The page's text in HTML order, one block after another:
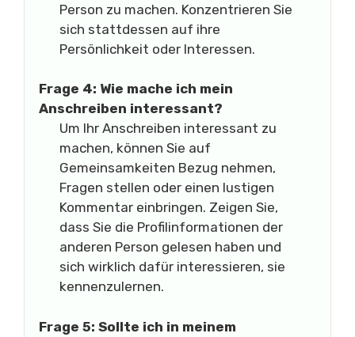
Person zu machen. Konzentrieren Sie
sich stattdessen auf ihre
Persönlichkeit oder Interessen.
Frage 4: Wie mache ich mein
Anschreiben interessant?
Um Ihr Anschreiben interessant zu
machen, können Sie auf
Gemeinsamkeiten Bezug nehmen,
Fragen stellen oder einen lustigen
Kommentar einbringen. Zeigen Sie,
dass Sie die Profilinformationen der
anderen Person gelesen haben und
sich wirklich dafür interessieren, sie
kennenzulernen.
Frage 5: Sollte ich in meinem